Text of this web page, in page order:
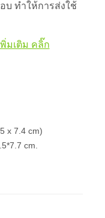
บ ทำให้การส่งใช้
มเติม คลิ๊ก
x 7.4 cm)
cm.